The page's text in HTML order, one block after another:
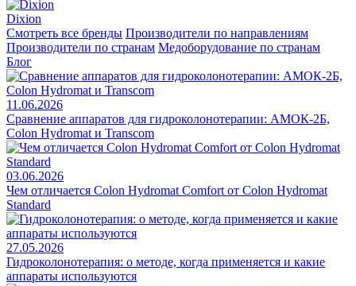
Dixion
Смотреть все бренды Производители по направлениям
Производители по странам Медоборудование по странам
Блог
11.06.2026
Сравнение аппаратов для гидроколонотерапии: АМОК-2Б,
Colon Hydromat и Transcom
03.06.2026
Чем отличается Colon Hydromat Comfort от Colon Hydromat
Standard
27.05.2026
Гидроколонотерапия: о методе, когда применяется и какие
аппараты используются